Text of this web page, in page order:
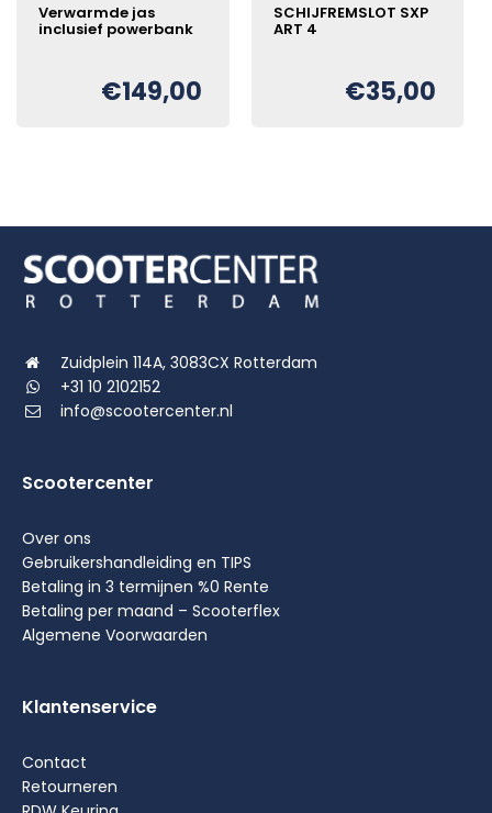
Verwarmde jas
inclusief powerbank
Oorspronkelijke
€149,00
Huidige
SCHIJFREMSLOT SXP
ART 4
€35,00
Zuidplein 114A, 3083CX Rotterdam
+31 10 2102152
info@scootercenter.nl
Scootercenter
Over ons
Gebruikershandleiding en TIPS
Betaling in 3 termijnen %0 Rente
Betaling per maand – Scooterflex
Algemene Voorwaarden
Klantenservice
Contact
Retourneren